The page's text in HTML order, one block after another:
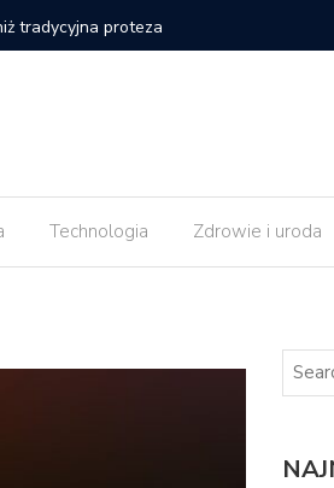
efektów od razu po
Czy
Technologia Zdrowie i uroda